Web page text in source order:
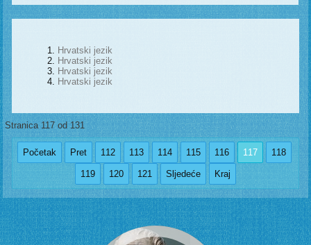
Hrvatski jezik
Hrvatski jezik
Hrvatski jezik
Hrvatski jezik
Stranica 117 od 131
Početak Pret 112 113 114 115 116 117 118
119 120 121 Sljedeće Kraj